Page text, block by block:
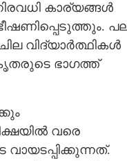
കാര്യങ്ങൾ
വിദ്യാർത്ഥികൾ
ഭാഗത്ത്
വരെ